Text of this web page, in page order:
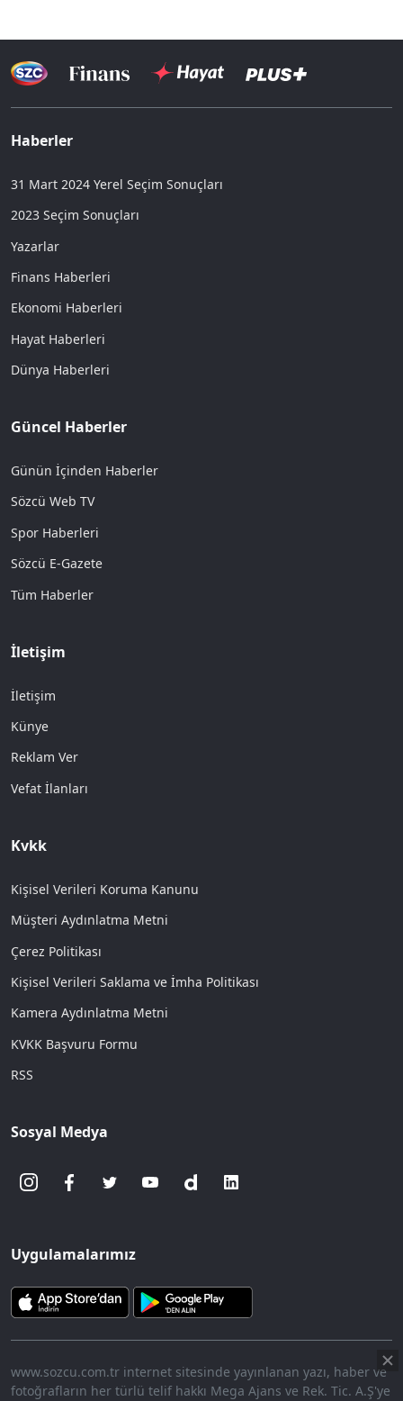
Haberler
31 Mart 2024 Yerel Seçim Sonuçları
2023 Seçim Sonuçları
Yazarlar
Finans Haberleri
Ekonomi Haberleri
Hayat Haberleri
Dünya Haberleri
Güncel Haberler
Günün İçinden Haberler
Sözcü Web TV
Spor Haberleri
Sözcü E-Gazete
Tüm Haberler
İletişim
İletişim
Künye
Reklam Ver
Vefat İlanları
Kvkk
Kişisel Verileri Koruma Kanunu
Müşteri Aydınlatma Metni
Çerez Politikası
Kişisel Verileri Saklama ve İmha Politikası
Kamera Aydınlatma Metni
KVKK Başvuru Formu
RSS
Sosyal Medya
Uygulamalarımız
www.sozcu.com.tr internet sitesinde yayınlanan yazı, haber ve
fotoğrafların her türlü telif hakkı Mega Ajans ve Rek. Tic. A.Ş'ye